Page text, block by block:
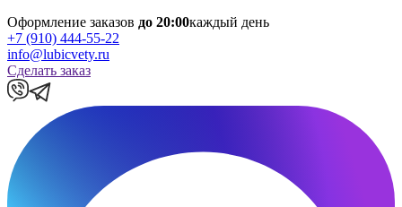
Оформление заказов до 20:00каждый день
+7 (910) 444-55-22
info@lubicvety.ru
Сделать заказ